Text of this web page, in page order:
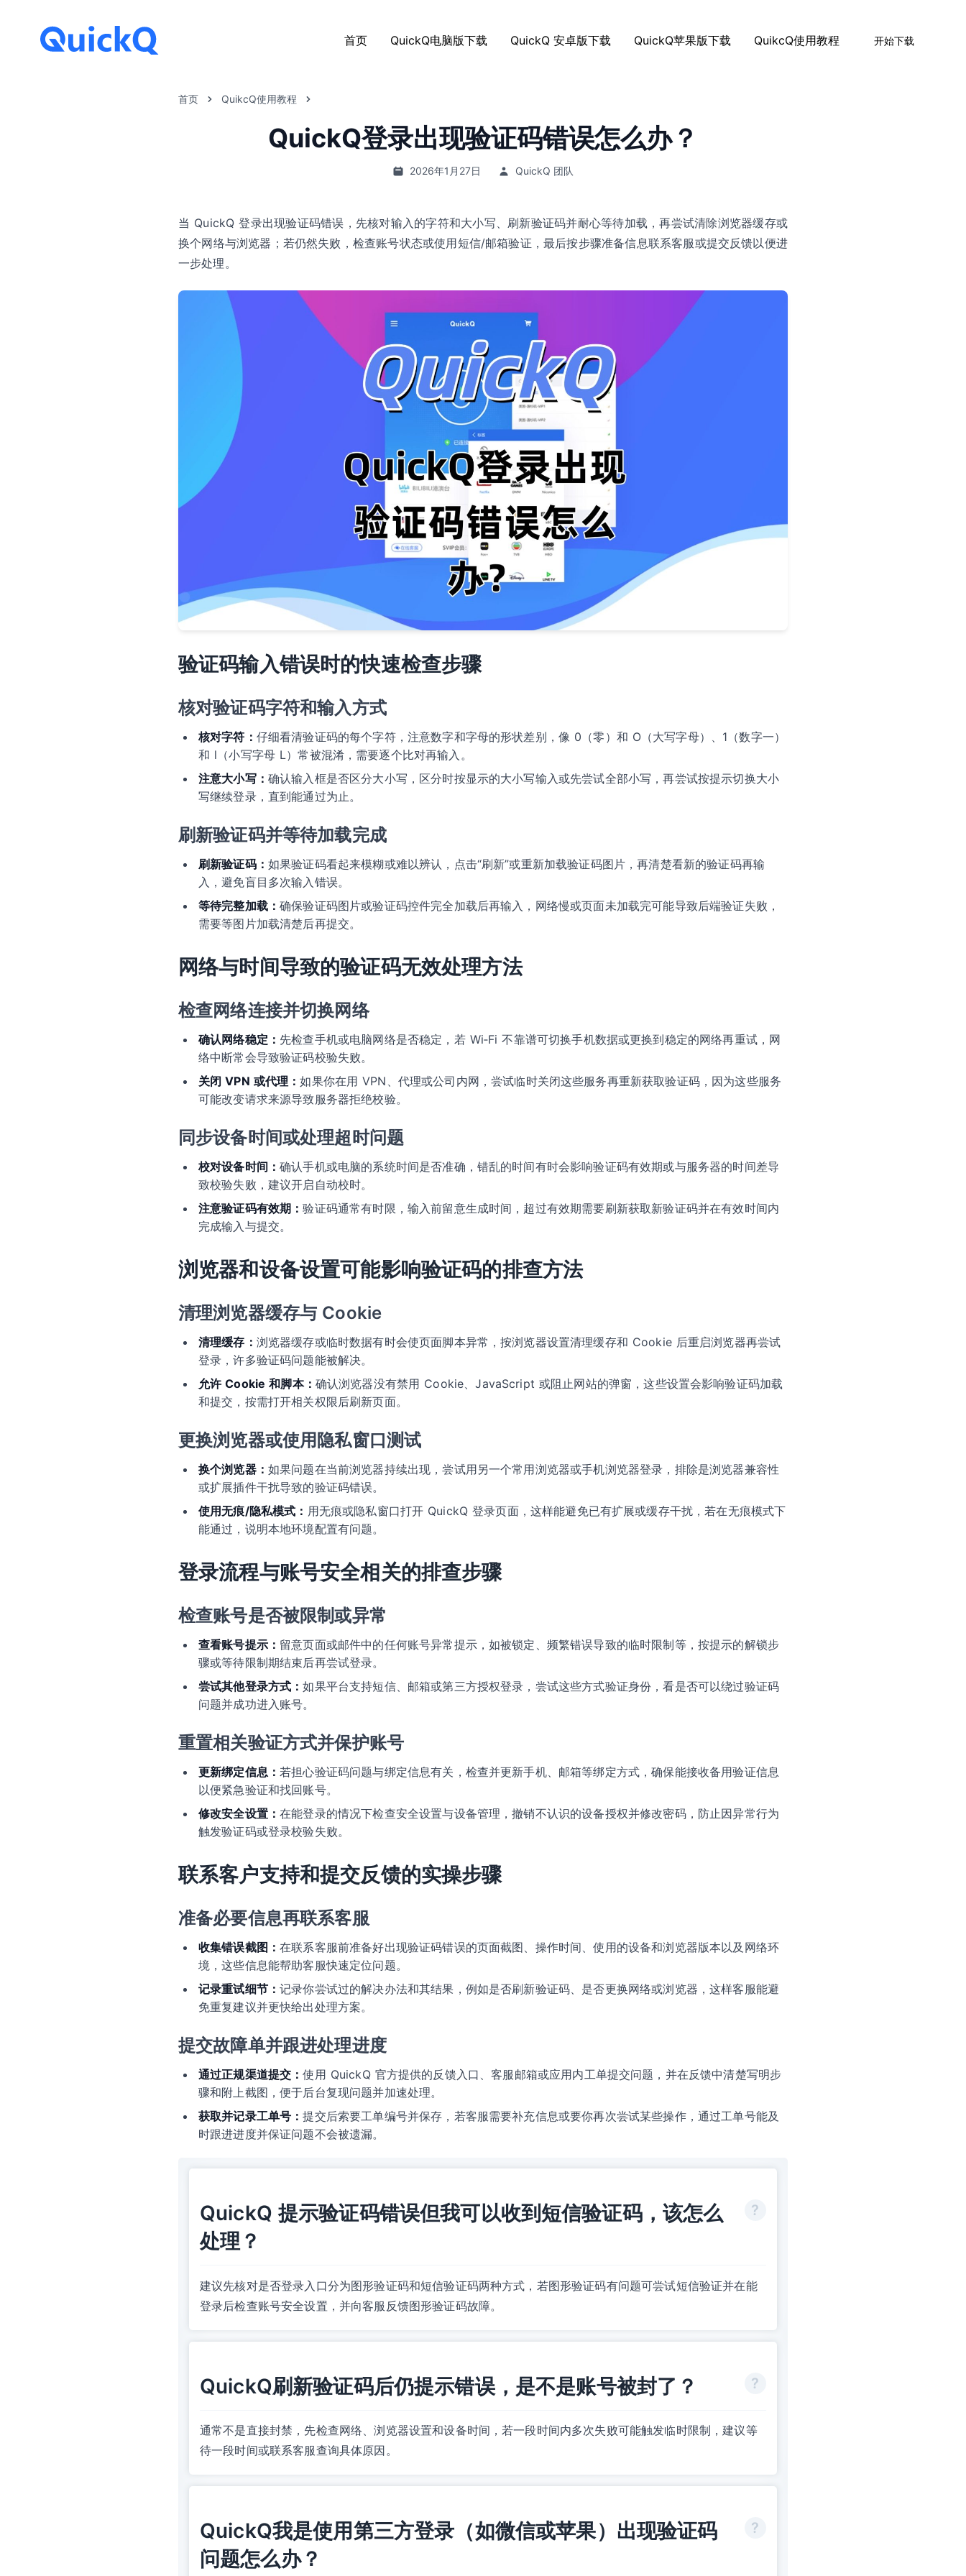
首页 QuickQ电脑版下载 QuickQ 安卓版下载 QuickQ苹果版下载 QuikcQ使用教程 开始下载
首页 QuikcQ使用教程
QuickQ登录出现验证码错误怎么办？
2026年1月27日 QuickQ 团队
当 QuickQ 登录出现验证码错误，先核对输入的字符和大小写、刷新验证码并耐心等待加载，再尝试清除浏览器缓存或
换个网络与浏览器；若仍然失败，检查账号状态或使用短信/邮箱验证，最后按步骤准备信息联系客服或提交反馈以便进
一步处理。
验证码输入错误时的快速检查步骤
核对验证码字符和输入方式
核对字符： 仔细看清验证码的每个字符，注意数字和字母的形状差别，像 0（零）和 O（大写字母）、1（数字一）
和 l（小写字母 L）常被混淆，需要逐个比对再输入。
注意大小写： 确认输入框是否区分大小写，区分时按显示的大小写输入或先尝试全部小写，再尝试按提示切换大小
写继续登录，直到能通过为止。
刷新验证码并等待加载完成
刷新验证码： 如果验证码看起来模糊或难以辨认，点击“刷新”或重新加载验证码图片，再清楚看新的验证码再输
入，避免盲目多次输入错误。
等待完整加载：确保验证码图片或验证码控件完全加载后再输入，网络慢或页面未加载完可能导致后端验证失败，
需要等图片加载清楚后再提交。
网络与时间导致的验证码无效处理方法
检查网络连接并切换网络
确认网络稳定： 先检查手机或电脑网络是否稳定，若 Wi‑Fi 不靠谱可切换手机数据或更换到稳定的网络再重试，网
络中断常会导致验证码校验失败。
关闭 VPN 或代理：如果你在用 VPN、代理或公司内网，尝试临时关闭这些服务再重新获取验证码，因为这些服务
可能改变请求来源导致服务器拒绝校验。
同步设备时间或处理超时问题
校对设备时间：确认手机或电脑的系统时间是否准确，错乱的时间有时会影响验证码有效期或与服务器的时间差导
致校验失败，建议开启自动校时。
注意验证码有效期：验证码通常有时限，输入前留意生成时间，超过有效期需要刷新获取新验证码并在有效时间内
完成输入与提交。
浏览器和设备设置可能影响验证码的排查方法
清理浏览器缓存与 Cookie
清理缓存： 浏览器缓存或临时数据有时会使页面脚本异常，按浏览器设置清理缓存和 Cookie 后重启浏览器再尝试
登录，许多验证码问题能被解决。
允许 Cookie 和脚本： 确认浏览器没有禁用 Cookie、JavaScript 或阻止网站的弹窗，这些设置会影响验证码加载
和提交，按需打开相关权限后刷新页面。
更换浏览器或使用隐私窗口测试
换个浏览器： 如果问题在当前浏览器持续出现，尝试用另一个常用浏览器或手机浏览器登录，排除是浏览器兼容性
或扩展插件干扰导致的验证码错误。
使用无痕/隐私模式： 用无痕或隐私窗口打开 QuickQ 登录页面，这样能避免已有扩展或缓存干扰，若在无痕模式下
能通过，说明本地环境配置有问题。
登录流程与账号安全相关的排查步骤
检查账号是否被限制或异常
查看账号提示： 留意页面或邮件中的任何账号异常提示，如被锁定、频繁错误导致的临时限制等，按提示的解锁步
骤或等待限制期结束后再尝试登录。
尝试其他登录方式：如果平台支持短信、邮箱或第三方授权登录，尝试这些方式验证身份，看是否可以绕过验证码
问题并成功进入账号。
重置相关验证方式并保护账号
更新绑定信息：若担心验证码问题与绑定信息有关，检查并更新手机、邮箱等绑定方式，确保能接收备用验证信息
以便紧急验证和找回账号。
修改安全设置：在能登录的情况下检查安全设置与设备管理，撤销不认识的设备授权并修改密码，防止因异常行为
触发验证码或登录校验失败。
联系客户支持和提交反馈的实操步骤
准备必要信息再联系客服
收集错误截图：在联系客服前准备好出现验证码错误的页面截图、操作时间、使用的设备和浏览器版本以及网络环
境，这些信息能帮助客服快速定位问题。
记录重试细节：记录你尝试过的解决办法和其结果，例如是否刷新验证码、是否更换网络或浏览器，这样客服能避
免重复建议并更快给出处理方案。
提交故障单并跟进处理进度
通过正规渠道提交：使用 QuickQ 官方提供的反馈入口、客服邮箱或应用内工单提交问题，并在反馈中清楚写明步
骤和附上截图，便于后台复现问题并加速处理。
获取并记录工单号：提交后索要工单编号并保存，若客服需要补充信息或要你再次尝试某些操作，通过工单号能及
时跟进进度并保证问题不会被遗漏。
QuickQ 提示验证码错误但我可以收到短信验证码，该怎么
处理？
建议先核对是否登录入口分为图形验证码和短信验证码两种方式，若图形验证码有问题可尝试短信验证并在能
登录后检查账号安全设置，并向客服反馈图形验证码故障。
QuickQ刷新验证码后仍提示错误，是不是账号被封了？
通常不是直接封禁，先检查网络、浏览器设置和设备时间，若一段时间内多次失败可能触发临时限制，建议等
待一段时间或联系客服查询具体原因。
QuickQ我是使用第三方登录（如微信或苹果）出现验证码
问题怎么办？